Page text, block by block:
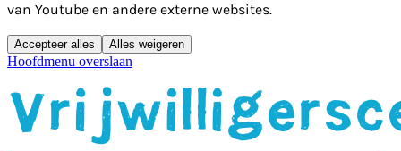
van Youtube en andere externe websites.
Accepteer alles Alles weigeren
Hoofdmenu overslaan